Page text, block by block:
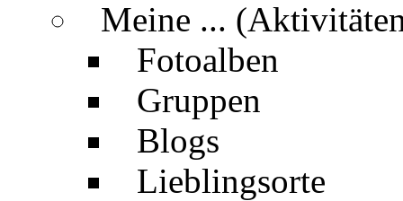
Meine ...
Fotoalben
Gruppen
Blogs
Lieblingsorte